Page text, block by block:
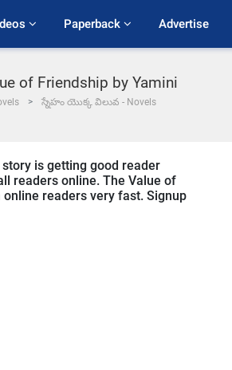
Paperback Advertise
of Friendship by Yamini
స్నేహం యొక్క విలువ - Novels
is getting good reader
readers online. The Value of
readers very fast. Signup